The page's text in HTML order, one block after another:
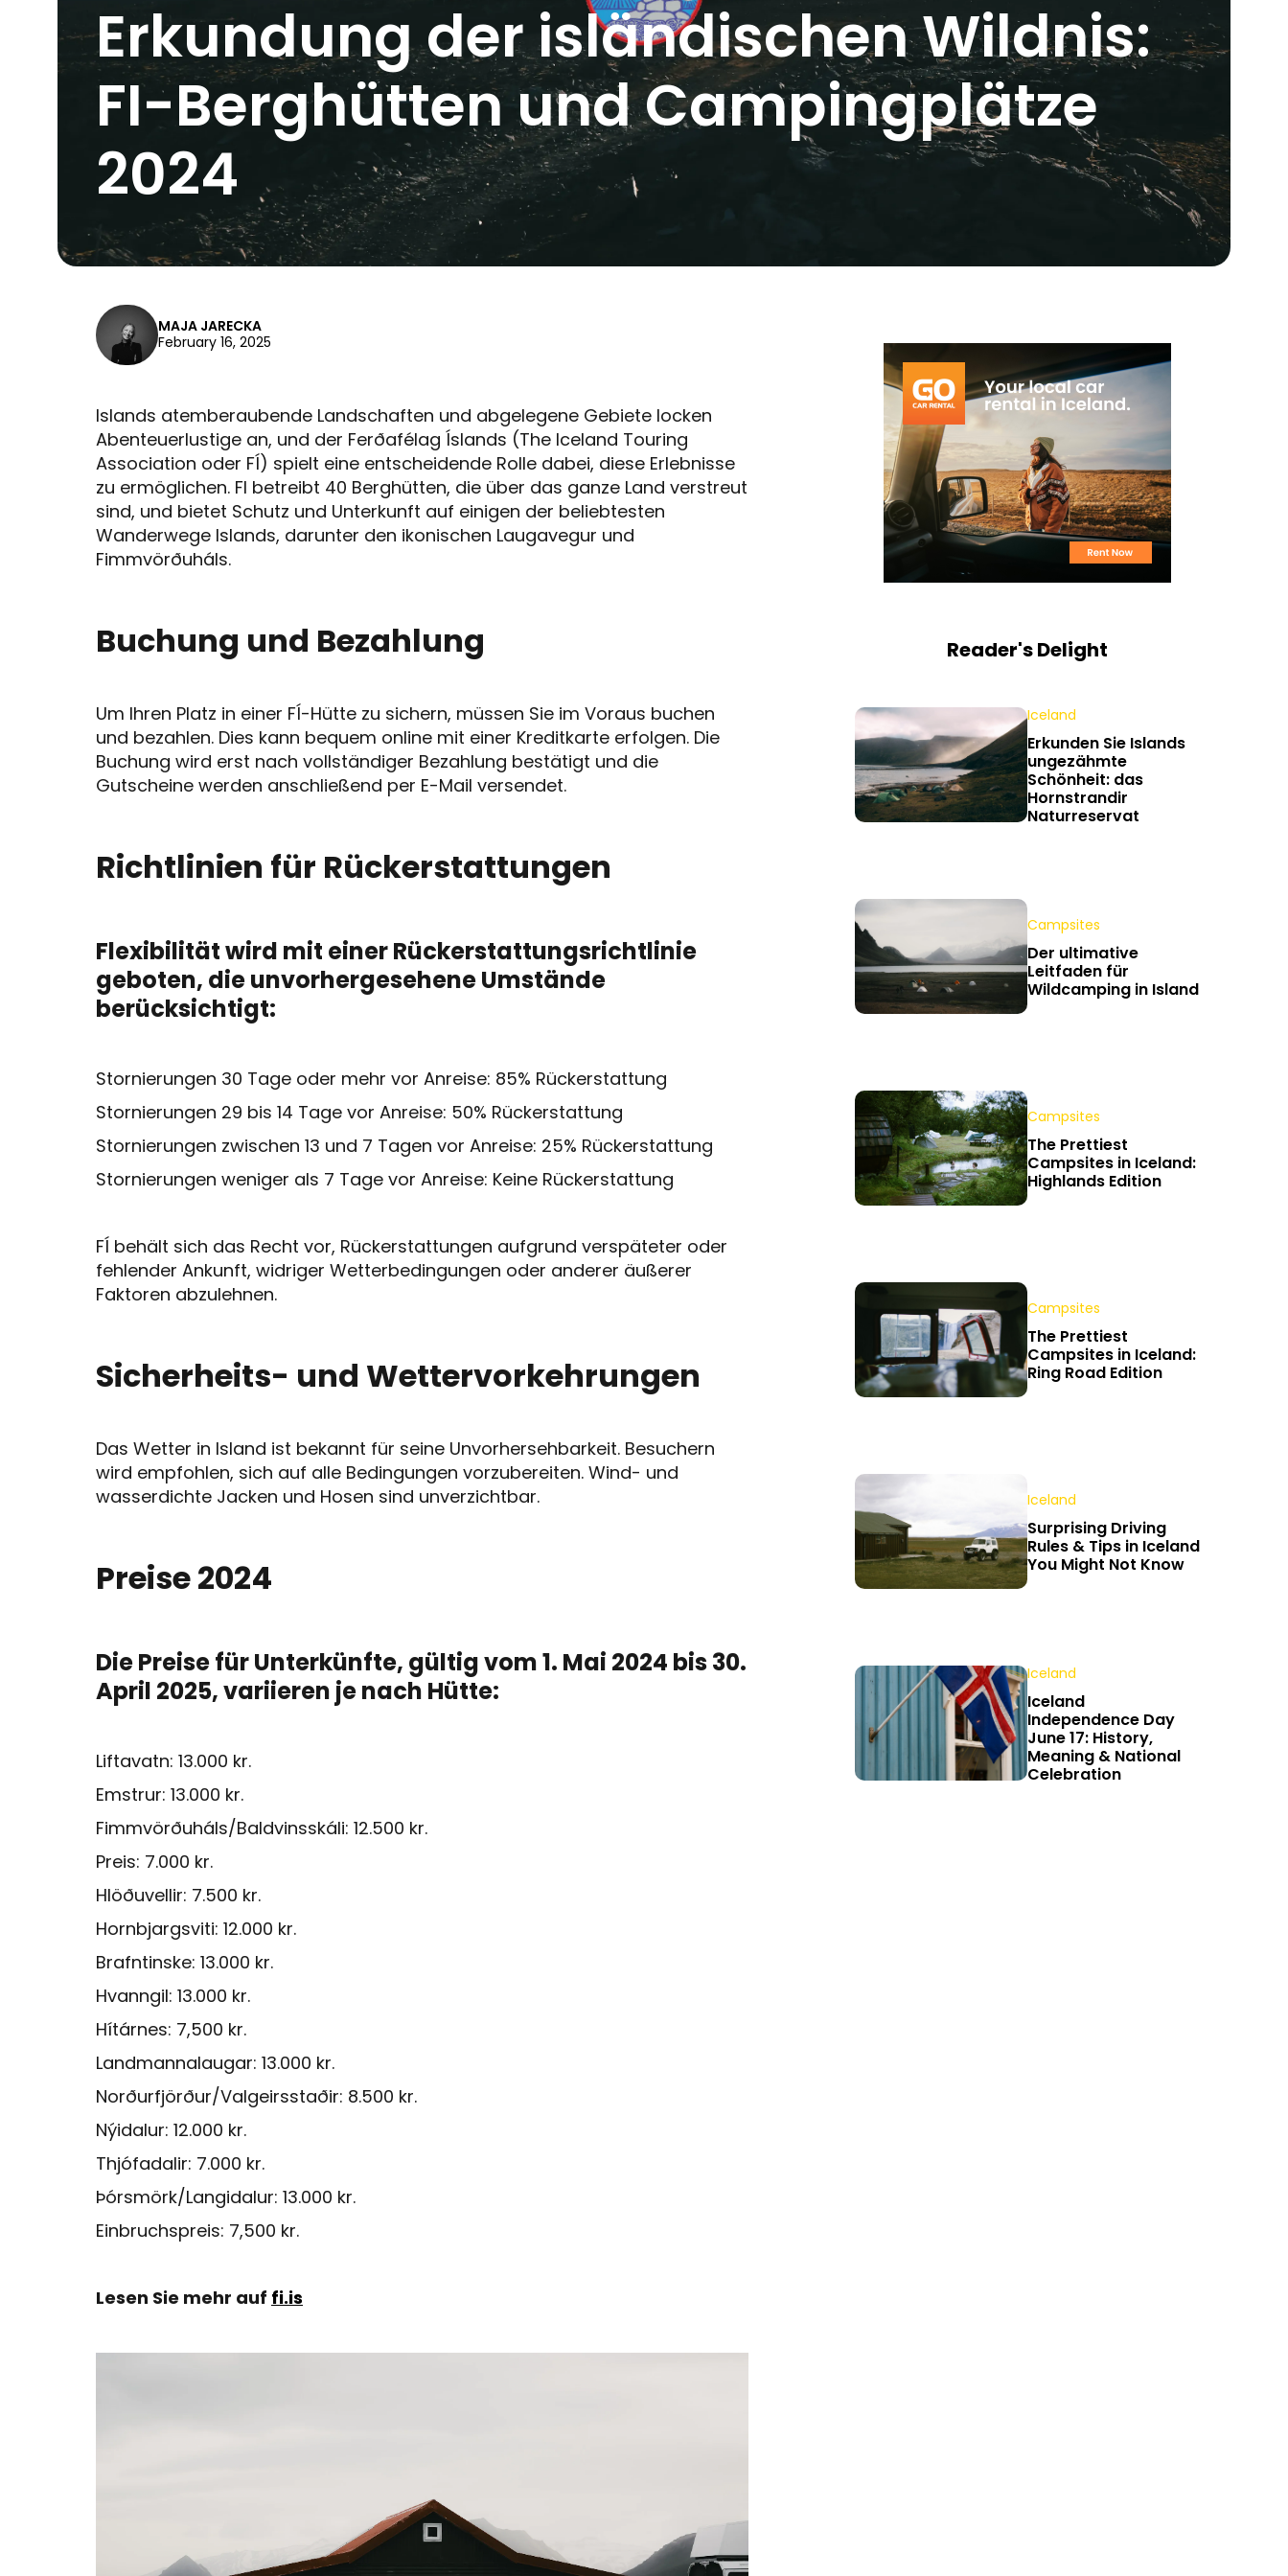
Erkundung der isländischen Wildnis:
FI-Berghütten und Campingplätze ‍
2024
MAJA JARECKA
February 16, 2025
Islands atemberaubende Landschaften und abgelegene Gebiete locken
Abenteuerlustige an, und der Ferðafélag Íslands (The Iceland Touring
Association oder FÍ) spielt eine entscheidende Rolle dabei, diese Erlebnisse
zu ermöglichen. FI betreibt 40 Berghütten, die über das ganze Land verstreut
sind, und bietet Schutz und Unterkunft auf einigen der beliebtesten
Wanderwege Islands, darunter den ikonischen Laugavegur und
Fimmvörðuháls.
Buchung und Bezahlung
Um Ihren Platz in einer FÍ-Hütte zu sichern, müssen Sie im Voraus buchen
und bezahlen. Dies kann bequem online mit einer Kreditkarte erfolgen. Die
Buchung wird erst nach vollständiger Bezahlung bestätigt und die
Gutscheine werden anschließend per E-Mail versendet.
Richtlinien für Rückerstattungen
Flexibilität wird mit einer Rückerstattungsrichtlinie
geboten, die unvorhergesehene Umstände
berücksichtigt:
Stornierungen 30 Tage oder mehr vor Anreise: 85% Rückerstattung
Stornierungen 29 bis 14 Tage vor Anreise: 50% Rückerstattung
Stornierungen zwischen 13 und 7 Tagen vor Anreise: 25% Rückerstattung
Stornierungen weniger als 7 Tage vor Anreise: Keine Rückerstattung
FÍ behält sich das Recht vor, Rückerstattungen aufgrund verspäteter oder
fehlender Ankunft, widriger Wetterbedingungen oder anderer äußerer
Faktoren abzulehnen.
Sicherheits- und Wettervorkehrungen
Das Wetter in Island ist bekannt für seine Unvorhersehbarkeit. Besuchern
wird empfohlen, sich auf alle Bedingungen vorzubereiten. Wind- und
wasserdichte Jacken und Hosen sind unverzichtbar.
Preise 2024
Die Preise für Unterkünfte, gültig vom 1. Mai 2024 bis 30.
April 2025, variieren je nach Hütte:
Liftavatn: 13.000 kr.
Emstrur: 13.000 kr.
Fimmvörðuháls/Baldvinsskáli: 12.500 kr.
Preis: 7.000 kr.
Hlöðuvellir: 7.500 kr.
Hornbjargsviti: 12.000 kr.
Brafntinske: 13.000 kr.
Hvanngil: 13.000 kr.
Hítárnes: 7,500 kr.
Landmannalaugar: 13.000 kr.
Norðurfjörður/Valgeirsstaðir: 8.500 kr.
Nýidalur: 12.000 kr.
Thjófadalir: 7.000 kr.
Þórsmörk/Langidalur: 13.000 kr.
Einbruchspreis: 7,500 kr.
Lesen Sie mehr auf fi.is
Reader's Delight
Iceland
Erkunden Sie Islands
ungezähmte
Schönheit: das
Hornstrandir
Naturreservat
Campsites
Der ultimative
Leitfaden für
Wildcamping in Island
Campsites
The Prettiest
Campsites in Iceland:
Highlands Edition
Campsites
The Prettiest
Campsites in Iceland:
Ring Road Edition
Iceland
Surprising Driving
Rules & Tips in Iceland
You Might Not Know
Iceland
Iceland
Independence Day
June 17: History,
Meaning & National
Celebration